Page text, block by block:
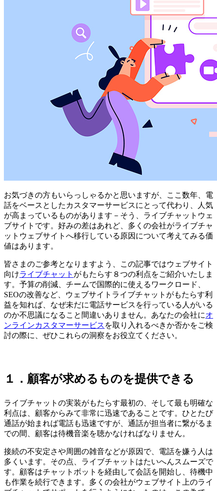
お気づきの方もいらっしゃるかと思いますが、ここ数年、電
話をベースとしたカスタマーサービスにとって代わり、人気
が高まっているものがあります－そう、ライブチャットウェ
ブサイトです。好みの差はあれど、多くの会社がライブチャ
ットウェブサイトへ移行している原因について考えてみる価
値はあります。
皆さまのご参考となりますよう、この記事ではウェブサイト
向けライブチャット がもたらす８つの利点をご紹介いたしま
す。予算の削減、チームで国際的に使えるワークロード、
SEOの改善など、ウェブサイトライブチャットがもたらす利
益を知れば、なぜ未だに電話サービスを行っている人がいる
のか不思議になること間違いありません。あなたの会社にオ
ンラインカスタマーサービス を取り入れるべきか否かをご検
討の際に、ぜひこれらの洞察をお役立てください。
１．顧客が求めるものを提供できる
ライブチャットの実装がもたらす最初の、そして最も明確な
利点は、顧客からみて非常に迅速であることです。ひとたび
通話が始まれば電話も迅速ですが、通話が担当者に繋がるま
での間、顧客は待機音楽を聴かなければなりません。
接続の不安定さや周囲の雑音などが原因で、電話を嫌う人は
多くいます。その点、ライブチャットはたいへんスムーズで
す。顧客はチャットボットを経由して会話を開始し、待機中
も作業を続行できます。多くの会社がウェブサイト上のライ